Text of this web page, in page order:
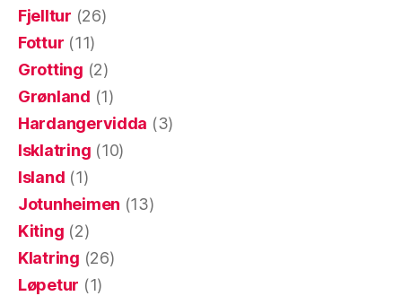
Fjelltur (26)
Fottur (11)
Grotting (2)
Grønland (1)
Hardangervidda (3)
Isklatring (10)
Island (1)
Jotunheimen (13)
Kiting (2)
Klatring (26)
Løpetur (1)